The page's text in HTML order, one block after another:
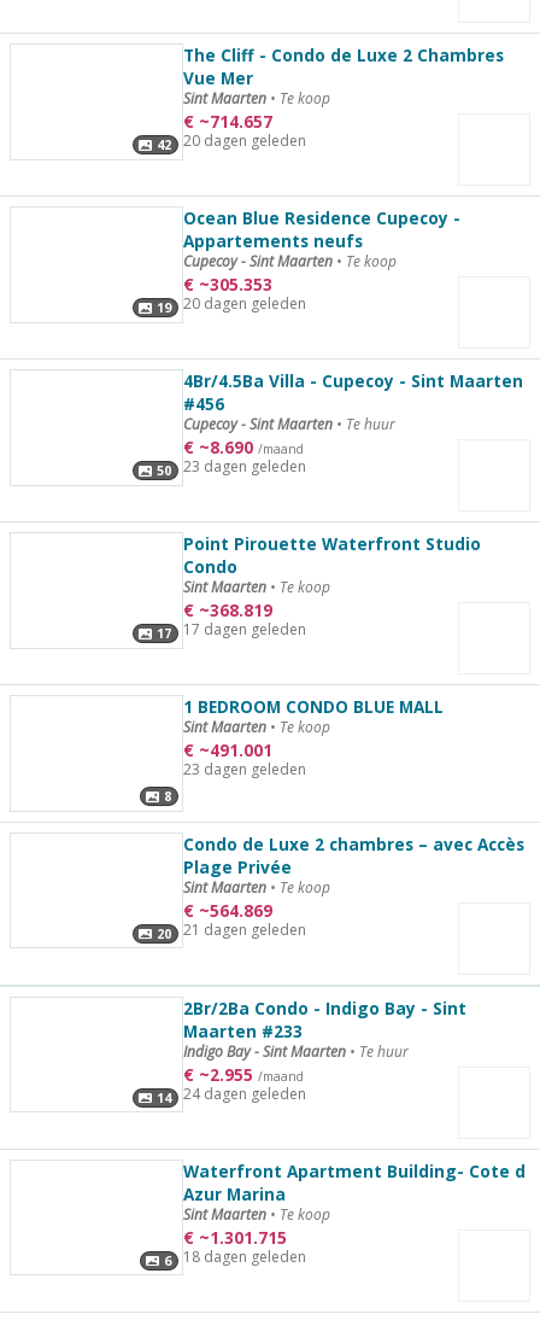
42
The Cliff - Condo de Luxe 2 Chambres
Vue Mer
Sint Maarten • Te koop
€ ~714.657
20 dagen geleden
19
Ocean Blue Residence Cupecoy -
Appartements neufs
Cupecoy - Sint Maarten • Te koop
€ ~305.353
20 dagen geleden
50
4Br/4.5Ba Villa - Cupecoy - Sint Maarten
#456
Cupecoy - Sint Maarten • Te huur
€ ~8.690 /maand
23 dagen geleden
17
Point Pirouette Waterfront Studio
Condo
Sint Maarten • Te koop
€ ~368.819
17 dagen geleden
8
1 BEDROOM CONDO BLUE MALL
Sint Maarten • Te koop
€ ~491.001
23 dagen geleden
20
Condo de Luxe 2 chambres – avec Accès
Plage Privée
Sint Maarten • Te koop
€ ~564.869
21 dagen geleden
14
2Br/2Ba Condo - Indigo Bay - Sint
Maarten #233
Indigo Bay - Sint Maarten • Te huur
€ ~2.955 /maand
24 dagen geleden
6
Waterfront Apartment Building- Cote d
Azur Marina
Sint Maarten • Te koop
€ ~1.301.715
18 dagen geleden